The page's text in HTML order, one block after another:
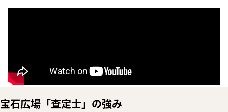
宝石広場「査定士」の強み